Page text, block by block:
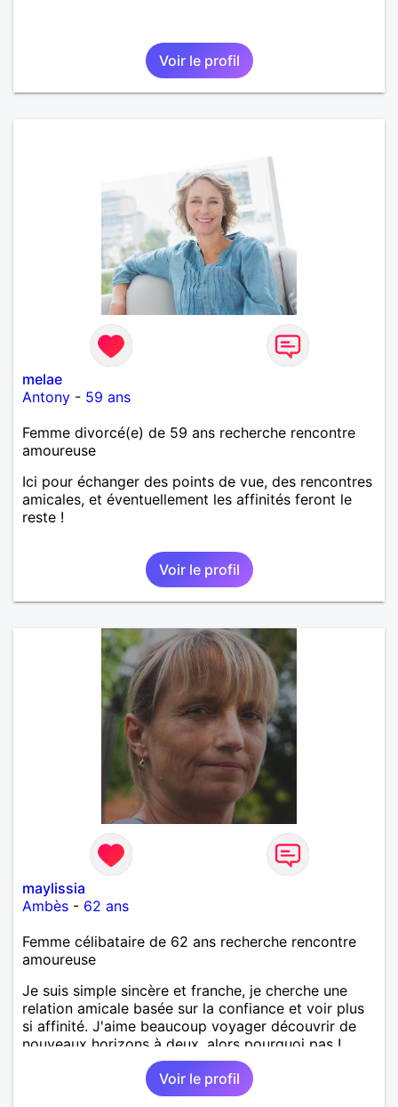
Voir le profil
melae
Antony - 59 ans
Femme divorcé(e) de 59 ans recherche rencontre
amoureuse
Ici pour échanger des points de vue, des rencontres
amicales, et éventuellement les affinités feront le
reste !
Voir le profil
maylissia
Ambès - 62 ans
Femme célibataire de 62 ans recherche rencontre
amoureuse
Je suis simple sincère et franche, je cherche une
relation amicale basée sur la confiance et voir plus
si affinité. J'aime beaucoup voyager découvrir de
nouveaux horizons à deux, alors pourquoi pas !
Voir le profil